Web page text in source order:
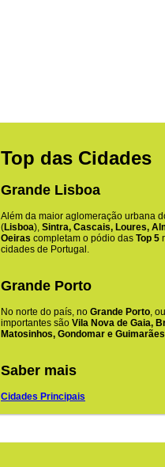
Top das Cidades
Grande Lisboa
Além da maior aglomeração urbana
(Lisboa), Sintra, Cascais, Loures,
Oeiras completam o pódio das Top 5
cidades de Portugal.
Grande Porto
No norte do país, no Grande Porto,
importantes são Vila Nova de Gaia,
Matosinhos, Gondomar e Guimarães
Saber mais
Cidades Principais